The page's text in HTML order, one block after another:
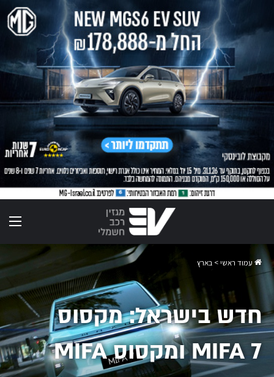
עמוד ראשי> בארץ
חדש בישראל: מקסוס
MIFA 7 ומקסוס MIFA